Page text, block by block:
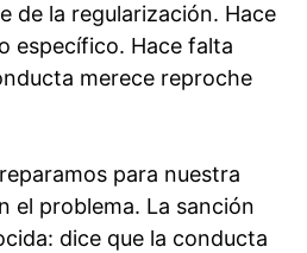
de la regularización. Hace
específico. Hace falta
merece reproche
para nuestra
el problema. La sanción
dice que la conducta